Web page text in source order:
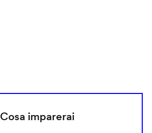
Cosa imparerai